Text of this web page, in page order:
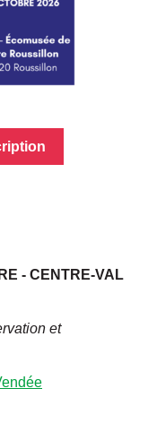
- CENTRE-VAL
et